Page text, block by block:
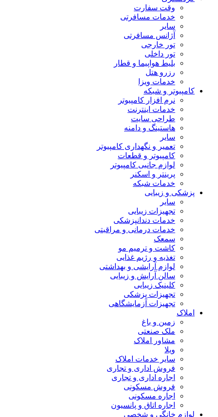
وقت سفارت
خدمات مسافرتی
سایر
آژانس مسافرتی
تور خارجی
تور داخلی
بلیط هواپیما و قطار
رزرو هتل
خدمات ویزا
کامپیوتر و شبکه
نرم افزار کامپیوتر
خدمات اینترنت
طراحی سایت
هاستینگ و دامنه
سایر
تعمیر و نگهداری کامپیوتر
کامپیوتر و قطعات
لوازم جانبی کامپیوتر
پرینتر و اسکنر
خدمات شبکه
پزشکی و زیبایی
سایر
تجهیزات زیبایی
خدمات دندانپزشکی
خدمات درمانی و مراقبتی
سمعک
کاشت و ترمیم مو
تغذیه و رژیم غذایی
لوازم آرایشی و بهداشتی
سالن آرایش و زیبایی
کلینیک زیبایی
تجهیزات پزشکی
تجهیزات آزمایشگاهی
املاک
زمین و باغ
ملک صنعتی
مشاور املاک
ویلا
سایر خدمات املاک
فروش اداری و تجاری
اجاره اداری و تجاری
فروش مسکونی
اجاره مسکونی
اجاره اتاق و پانسیون
لوازم خانگی و شخصی